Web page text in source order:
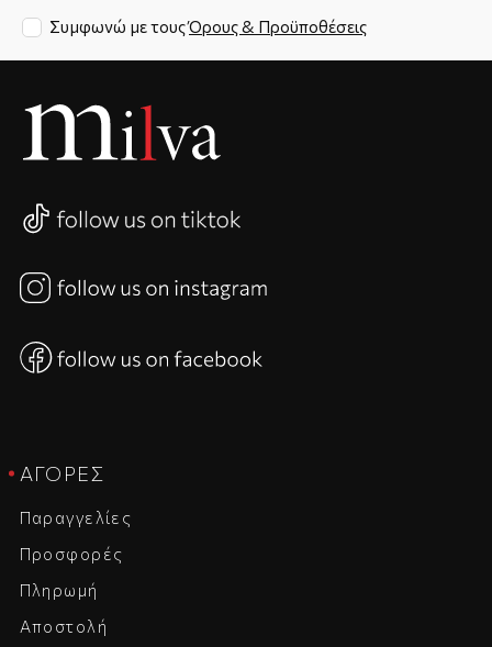
Συμφωνώ με τουςΌρους & Προϋποθέσεις
ΑΓΟΡΈΣ
Παραγγελίες
Προσφορές
Πληρωμή
Αποστολή